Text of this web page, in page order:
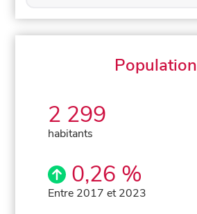
Population
2 299
habitants
0,26 %
Entre 2017 et 2023